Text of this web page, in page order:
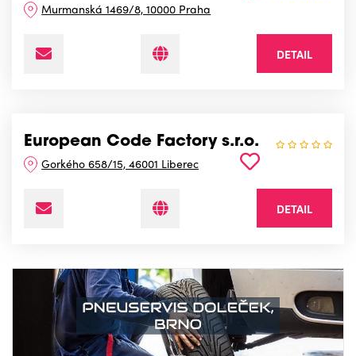
Murmanská 1469/8, 10000 Praha
DETAIL
European Code Factory s.r.o.
Gorkého 658/15, 46001 Liberec
DETAIL